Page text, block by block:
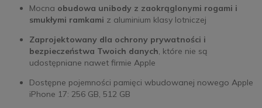
Mocna obudowa unibody z zaokrąglonymi rogami i
smukłymi ramkami z aluminium klasy lotniczej
Zaprojektowany dla ochrony prywatności i
bezpieczeństwa Twoich danych, które nie są
udostępniane nawet firmie Apple
Dostępne pojemności pamięci wbudowanej nowego Apple
iPhone 17: 256 GB, 512 GB